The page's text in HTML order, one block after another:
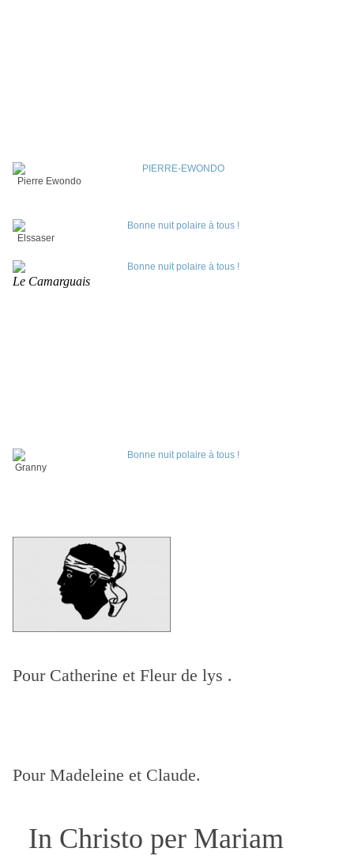
Pierre Ewondo
Elssaser
Le Camarguais
Granny
Pour Catherine et Fleur de lys .
Pour Madeleine et Claude.
In Christo per Mariam